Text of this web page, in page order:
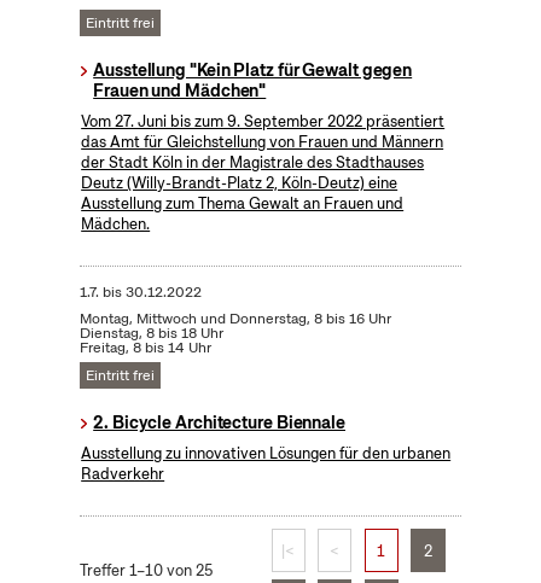
Eintritt frei
Ausstellung "Kein Platz für Gewalt gegen
Frauen und Mädchen"
Vom 27. Juni bis zum 9. September 2022 präsentiert
das Amt für Gleichstellung von Frauen und Männern
der Stadt Köln in der Magistrale des Stadthauses
Deutz (Willy-Brandt-Platz 2, Köln-Deutz) eine
Ausstellung zum Thema Gewalt an Frauen und
Mädchen.
1.7. bis30.12.2022
Montag, Mittwoch und Donnerstag, 8 bis 16 Uhr
Dienstag, 8 bis 18 Uhr
Freitag, 8 bis 14 Uhr
Eintritt frei
2. Bicycle Architecture Biennale
Ausstellung zu innovativen Lösungen für den urbanen
Radverkehr
Treffer 1–10 von 25
|< < 1 2